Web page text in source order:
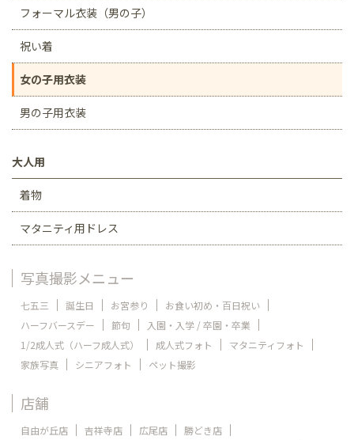
フォーマル衣装（男の子）
祝い着
女の子用衣装
男の子用衣装
大人用
着物
マタニティ用ドレス
写真撮影メニュー
七五三 誕生日 お宮参り
お食い初め・百日祝い
ハーフバースデー
節句
入園・入学 / 卒園・卒業
1/2成人式（ハーフ成人式）
成人式フォト
マタニティフォト
家族写真
シニアフォト ペット撮影
店舗
自由が丘店 吉祥寺店 広尾店
勝どき店